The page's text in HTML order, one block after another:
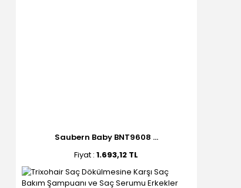
Saubern Baby BNT9608 ...
Fiyat :1.693,12 TL